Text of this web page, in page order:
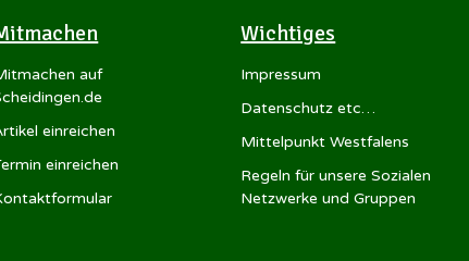
auf
einreichen
einreichen
Wichtiges
Impressum
Datenschutz etc…
Mittelpunkt Westfalens
Regeln für unsere Sozialen
Netzwerke und Gruppen